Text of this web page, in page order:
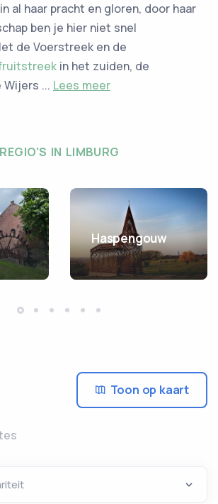
al haar pracht en gloren, door haar
ben je hier niet snel
de Voerstreek en de
in het zuiden, de
Wijers ... Lees meer
REGIO'S IN LIMBURG
Haspengouw
Toon op kaart